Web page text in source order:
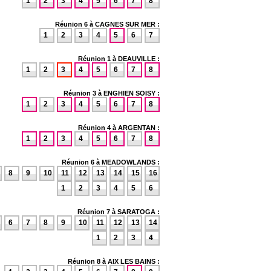
Réunion 6 à CAGNES SUR MER :
7
6
5
4
3
2
1
Réunion 1 à DEAUVILLE :
8
7
6
5
4
3
2
1
Réunion 3 à ENGHIEN SOISY :
8
7
6
5
4
3
2
1
Réunion 4 à ARGENTAN :
8
7
6
5
4
3
2
1
Réunion 6 à MEADOWLANDS :
16
15
14
13
12
11
10
9
8
6
5
4
3
2
1
Réunion 7 à SARATOGA :
14
13
12
11
10
9
8
7
6
4
3
2
1
Réunion 8 à AIX LES BAINS :